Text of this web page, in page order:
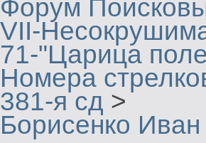
Форум
VII-
71-"Царица
Номера
381-я сд >
Борисенко